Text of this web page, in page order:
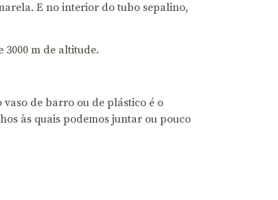
E no interior do tubo sepalino,
m de altitude.
de barro ou de plástico é o
às quais podemos juntar ou pouco